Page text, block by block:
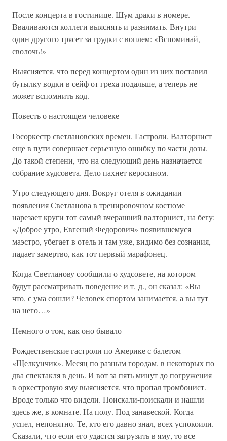
После концерта в гостинице. Шум драки в номере.
Вваливаются коллеги выяснять и разнимать. Внутри
один другого трясет за грудки с воплем: «Вспоминай,
сволочь!»
Выясняется, что перед концертом один из них поставил
бутылку водки в сейф от греха подальше, а теперь не
может вспомнить код.
Повесть о настоящем человеке
Госоркестр светлановских времен. Гастроли. Валторнист
еще в пути совершает серьезную ошибку по части дозы.
До такой степени, что на следующий день назначается
собрание худсовета. Дело пахнет керосином.
Утро следующего дня. Вокруг отеля в ожидании
появления Светланова в тренировочном костюме
нарезает круги тот самый вчерашний валторнист, на бегу:
«Доброе утро, Евгений Федорович» появившемуся
маэстро, убегает в отель и там уже, видимо без сознания,
падает замертво, как тот первый марафонец.
Когда Светланову сообщили о худсовете, на котором
будут рассматривать поведение и т. д., он сказал: «Вы
что, с ума сошли? Человек спортом занимается, а вы тут
на него…»
Немного о том, как оно бывало
Рождественские гастроли по Америке с балетом
«Щелкунчик». Месяц по разным городам, в некоторых по
два спектакля в день. И вот за пять минут до погружения
в оркестровую яму выясняется, что пропал тромбонист.
Вроде только что видели. Поискали-поискали и нашли
здесь же, в комнате. На полу. Под занавеской. Когда
успел, непонятно. Те, кто его давно знал, всех успокоили.
Сказали, что если его удастся загрузить в яму, то все